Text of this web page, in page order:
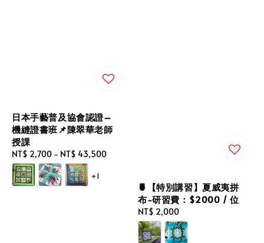
日本手藝普及協會認證–
機縫證書班📌陳翠華老師
授課
Regular
price
NT$ 2,700 - NT$ 43,500
+1
🍍【特別講習】夏威夷拼
布-研習費：$2000 / 位
Regular
price
NT$ 2,000